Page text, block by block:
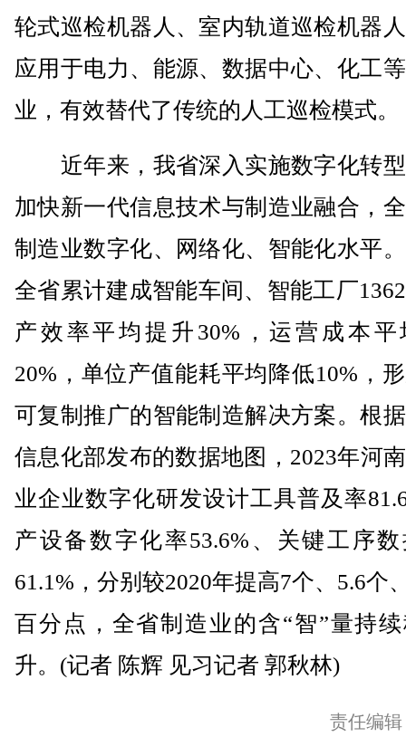
轮式巡检机器人、室内轨道巡检机器
应用于电力、能源、数据中心、化工
业，有效替代了传统的人工巡检模式。
近年来，我省深入实施数字化转
加快新一代信息技术与制造业融合，
制造业数字化、网络化、智能化水平
全省累计建成智能车间、智能工厂
产效率平均提升30%，运营成本平
20%，单位产值能耗平均降低10%，
可复制推广的智能制造解决方案。根
信息化部发布的数据地图，2023年河
业企业数字化研发设计工具普及率
产设备数字化率53.6%、关键工序
61.1%，分别较2020年提高7个、5.6个
百分点，全省制造业的含“智”量持
升。(记者 陈辉 见习记者 郭秋林)
责任编